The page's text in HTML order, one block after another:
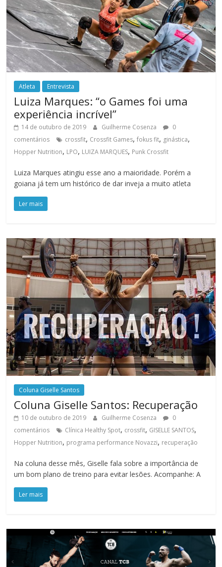
Atleta Entrevista
Luiza Marques: “o Games foi uma
experiência incrível”
14 de outubro de 2019 Guilherme Cosenza
0
comentários
crossfit, Crossfit Games,fokus fit, ginástica,
Hopper Nutrition, LPO, LUIZA MARQUES, Punk Crossfit
Luiza Marques atingiu esse ano a maioridade. Porém a
goiana já tem um histórico de dar inveja a muito atleta
Ler mais
Coluna Giselle Santos
Coluna Giselle Santos: Recuperação
10 de outubro de 2019 Guilherme Cosenza
0
comentários
Clínica Healthy Spot, crossfit, GISELLE SANTOS,
Hopper Nutrition, programa performance Novazzi, recuperação
Na coluna desse mês, Giselle fala sobre a importância de
um bom plano de treino para evitar lesões. Acompanhe: A
Ler mais